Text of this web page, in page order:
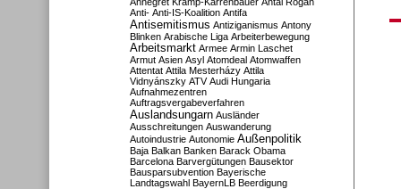
Anti- Anti-IS-Koalition Antifa
Antisemitismus Antiziganismus Antony
Blinken Arabische Liga Arbeiterbewegung
Arbeitsmarkt Armee Armin Laschet
Armut Asien Asyl Atomdeal Atomwaffen
Attentat Attila Mesterházy Attila
Vidnyánszky ATV Audi Hungaria
Aufnahmezentren
Auftragsvergabeverfahren
Auslandsungarn Ausländer
Ausschreitungen Auswanderung
Autoindustrie Autonomie Außenpolitik
Baja Balkan Banken Barack Obama
Barcelona Barvergütungen Bausektor
Bausparsubvention Bayerische
Landtagswahl BayernLB Beerdigung